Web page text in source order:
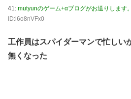
41: mutyunのゲーム+αブログがお送りします。
ID:l6o8nVFx0
工作員はスパイダーマンで忙しい
無くなった